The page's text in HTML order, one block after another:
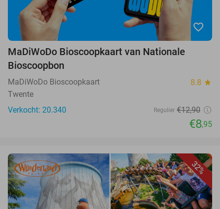
favorite_border
MaDiWoDo Bioscoopkaart van Nationale
Bioscoopbon
MaDiWoDo Bioscoopkaart 8.8 star
Twente
Verkocht: 20.340
Regulier €12,90
€8,95
32%